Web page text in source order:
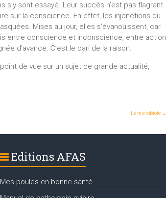
sont essayé. Leur succès n’est pas flagrant.
sur la conscience. En effet, les injonctions du
Mises au jour, elles s’évanouissent, car
entre conscience et inconscience, entre action
d’avance. C’est le pari de la raison.
de vue sur un sujet de grande actualité,
Le microbiote →
Editions AFAS
Mes poules en bonne santé